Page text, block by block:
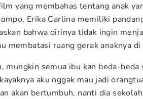
yang membahas tentang anak
Erika Carlina memiliki
bahwa dirinya tidak ingin
membatasi ruang gerak anaknya di
mungkin semua ibu kan beda-beda
aku nggak mau jadi
akan bertumbuh, nanti dia